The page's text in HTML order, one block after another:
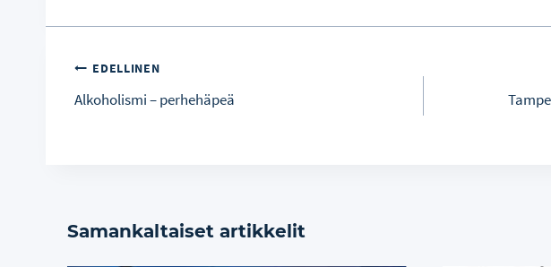
Artikkelien
selaus
EDELLINEN
Alkoholismi – perhehäpeä
Samankaltaiset artikkelit